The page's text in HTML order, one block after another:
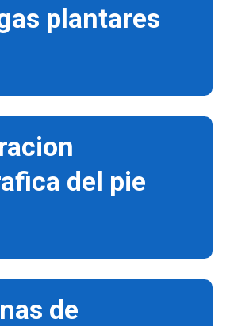
plantares
del pie
de